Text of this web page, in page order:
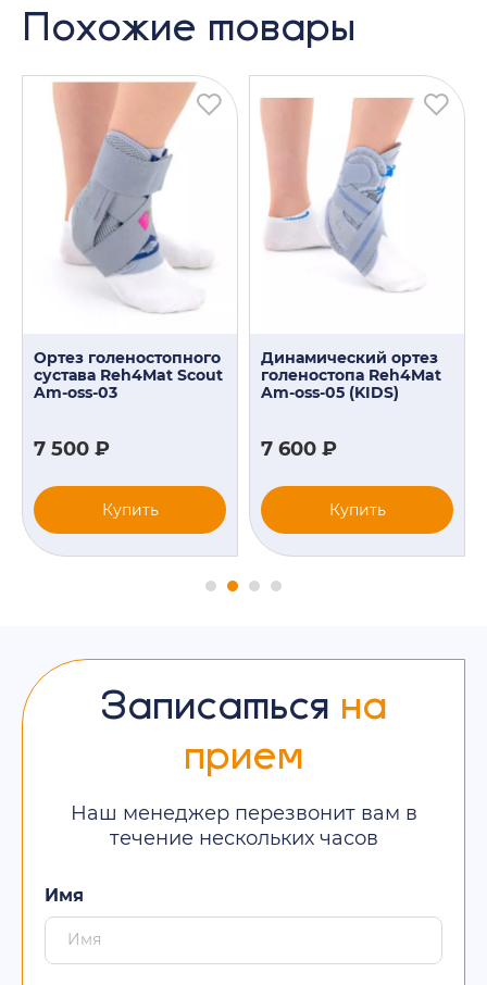
Похожие товары
Ортез голеностопного
сустава Reh4Mat Scout
Am-oss-03
7 500 ₽
Купить
Динамический ортез
голеностопа Reh4Mat
Am-oss-05 (KIDS)
7 600 ₽
Купить
Записаться на
прием
Наш менеджер перезвонит вам в
течение нескольких часов
Имя